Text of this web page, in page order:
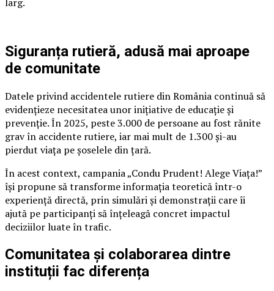
Siguranța rutieră, adusă mai aproape
de comunitate
Datele privind accidentele rutiere din România continuă să
evidențieze necesitatea unor inițiative de educație și
prevenție. În 2025, peste 3.000 de persoane au fost rănite
grav în accidente rutiere, iar mai mult de 1.300 și-au
pierdut viața pe șoselele din țară.
În acest context, campania „Condu Prudent! Alege Viața!”
își propune să transforme informația teoretică într-o
experiență directă, prin simulări și demonstrații care îi
ajută pe participanți să înțeleagă concret impactul
deciziilor luate în trafic.
Comunitatea și colaborarea dintre
instituții fac diferența